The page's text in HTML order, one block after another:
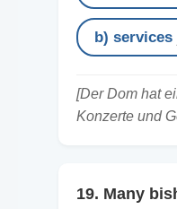
b) services
[Der Dom hat
Konzerte und
19. Many